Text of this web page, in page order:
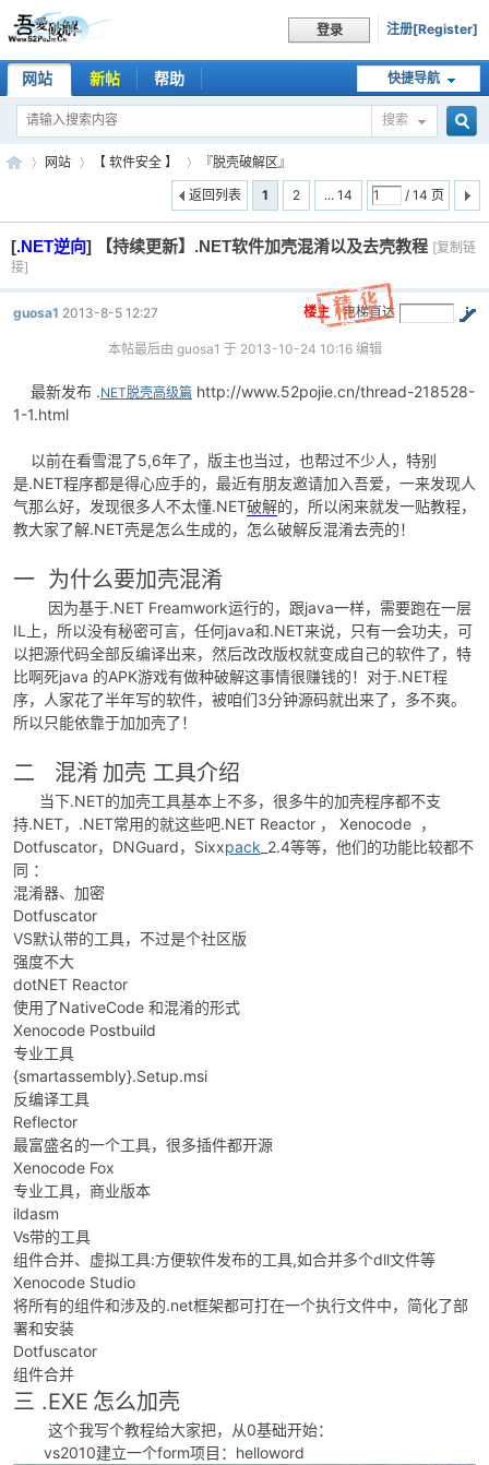
登录 注册[Register]
快捷导航
网站 新帖 帮助
搜索
索
吾
爱
破
解
52
»
网站
›
【 软件安全 】
›
『脱壳破解区』
1
2 ... 14 / 14 页
返回列表
[.NET逆向] 【持续更新】.NET软件加壳混淆以及去壳教程 [复制链
接]
电梯直达
楼主
guosa1 2013-8-5 12:27
本帖最后由 guosa1 于 2013-10-24 10:16 编辑
最新发布 .NET脱壳高级篇 http://www.52pojie.cn/thread-218528-
1-1.html
以前在看雪混了5,6年了，版主也当过，也帮过不少人，特别
是.NET程序都是得心应手的，最近有朋友邀请加入吾爱，一来发现人
气那么好，发现很多人不太懂.NET破解的，所以闲来就发一贴教程，
教大家了解.NET壳是怎么生成的，怎么破解反混淆去壳的！
一 为什么要加壳混淆
因为基于.NET Freamwork运行的，跟java一样，需要跑在一层
IL上，所以没有秘密可言，任何java和.NET来说，只有一会功夫，可
以把源代码全部反编译出来，然后改改版权就变成自己的软件了，特
比啊死java 的APK游戏有做种破解这事情很赚钱的！对于.NET程
序，人家花了半年写的软件，被咱们3分钟源码就出来了，多不爽。
所以只能依靠于加加壳了！
二 混淆 加壳 工具介绍
当下.NET的加壳工具基本上不多，很多牛的加壳程序都不支
持.NET，.NET常用的就这些吧.NET Reactor ， Xenocode ，
Dotfuscator，DNGuard，Sixxpack _2.4等等，他们的功能比较都不
同 ：
混淆器、加密
Dotfuscator
VS默认带的工具，不过是个社区版
强度不大
dotNET Reactor
使用了NativeCode 和混淆的形式
Xenocode Postbuild
专业工具
{smartassembly}.Setup.msi
反编译工具
Reflector
最富盛名的一个工具，很多插件都开源
Xenocode Fox
专业工具，商业版本
ildasm
Vs带的工具
组件合并、虚拟工具:方便软件发布的工具,如合并多个dll文件等
Xenocode Studio
将所有的组件和涉及的.net框架都可打在一个执行文件中，简化了部
署和安装
Dotfuscator
组件合并
三 .EXE 怎么加壳
这个我写个教程给大家把，从0基础开始：
vs2010建立一个form项目：helloword